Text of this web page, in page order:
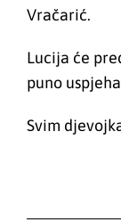
Vračarić.
Lucija će
puno
Svim